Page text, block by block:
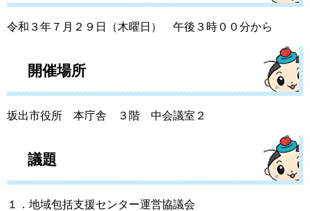
令和３年７月２９日（木曜日） 午後３時００分から
開催場所
坂出市役所 本庁舎 ３階 中会議室２
議題
１．地域包括支援センター運営協議会